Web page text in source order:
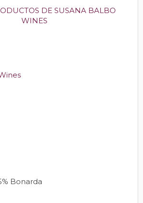
DE SUSANA BALBO
WINES
Bonarda